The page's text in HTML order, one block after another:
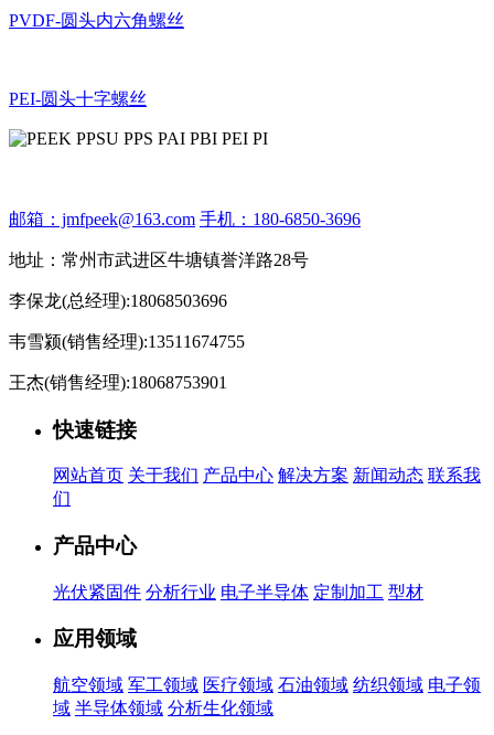
PVDF-圆头内六角螺丝
PEI-圆头十字螺丝
邮箱：jmfpeek@163.com 手机：180-6850-3696
地址：常州市武进区牛塘镇誉洋路28号
李保龙(总经理):18068503696
韦雪颍(销售经理):13511674755
王杰(销售经理):18068753901
快速链接
网站首页 关于我们 产品中心 解决方案 新闻动态 联系我
们
产品中心
光伏紧固件 分析行业 电子半导体 定制加工 型材
应用领域
航空领域 军工领域 医疗领域 石油领域 纺织领域 电子领
域 半导体领域 分析生化领域